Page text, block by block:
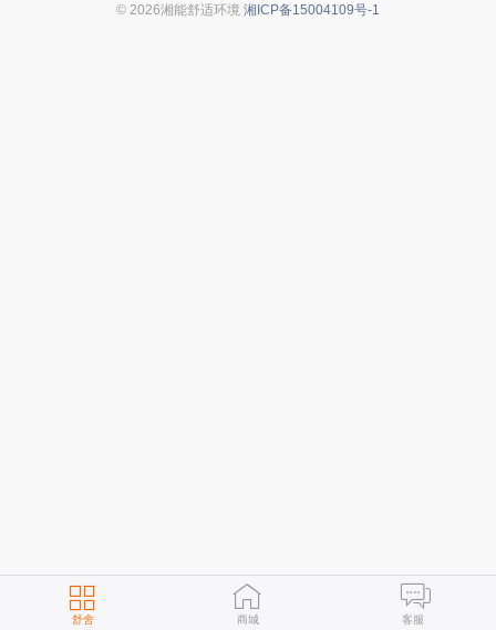
舒舍 商城 客服
© 2026湘能舒适环境 湘ICP备15004109号-1